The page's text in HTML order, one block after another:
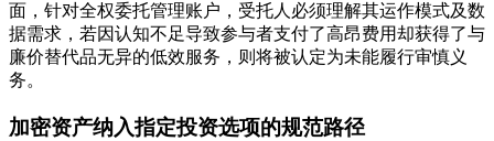
面，针对全权委托管理账户，受托人必须理解其运作模式及数
据需求，若因认知不足导致参与者支付了高昂费用却获得了与
廉价替代品无异的低效服务，则将被认定为未能履行审慎义
务。
加密资产纳入指定投资选项的规范路径